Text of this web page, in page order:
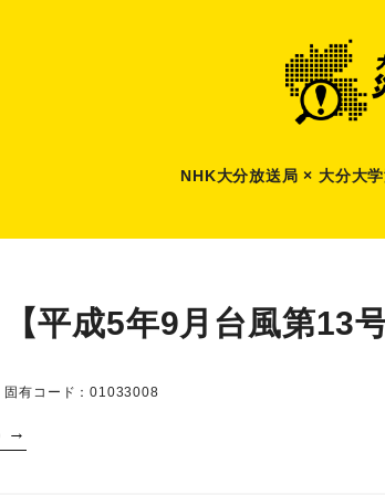
NHK大分放送局 × 大分大学
【平成5年9月台風第13
固有コード：01033008
→